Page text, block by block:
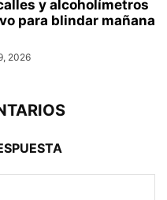
y alcoholímetros
para blindar mañana
2026